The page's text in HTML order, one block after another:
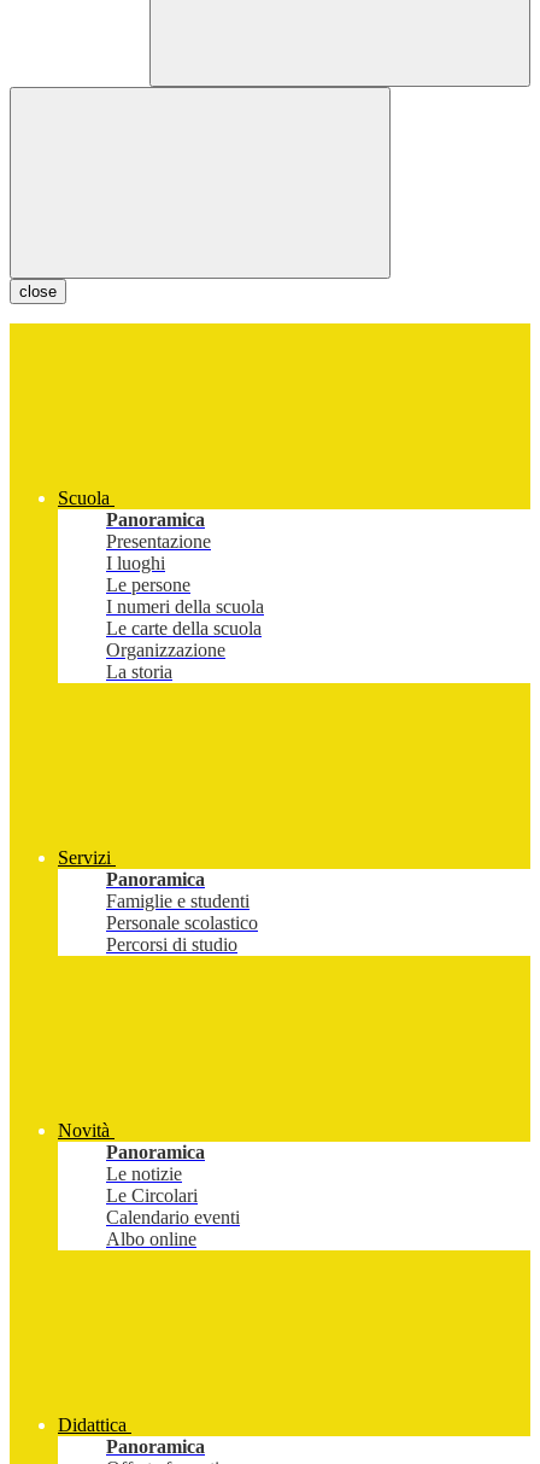
close
Scuola
Panoramica
Presentazione
I luoghi
Le persone
I numeri della scuola
Le carte della scuola
Organizzazione
La storia
Servizi
Panoramica
Famiglie e studenti
Personale scolastico
Percorsi di studio
Novità
Panoramica
Le notizie
Le Circolari
Calendario eventi
Albo online
Didattica
Panoramica